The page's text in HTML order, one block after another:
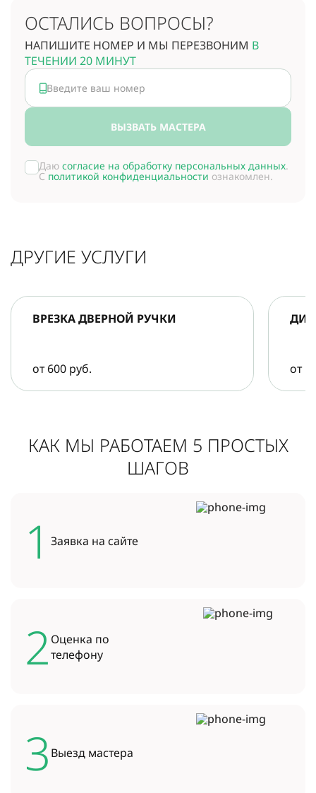
ОСТАЛИСЬ ВОПРОСЫ?
НАПИШИТЕ НОМЕР И МЫ ПЕРЕЗВОНИМ В
ТЕЧЕНИИ 20 МИНУТ
ВЫЗВАТЬ МАСТЕРА
Даю согласие на обработку персональных данных.
С политикой конфиденциальности ознакомлен.
ДРУГИЕ УСЛУГИ
ВРЕЗКА ДВЕРНОЙ РУЧКИ
от 600 руб. от
КАК МЫ РАБОТАЕМ 5 ПРОСТЫХ
ШАГОВ
1 Заявка на сайте
2 Оценка по
телефону
3 Выезд мастера